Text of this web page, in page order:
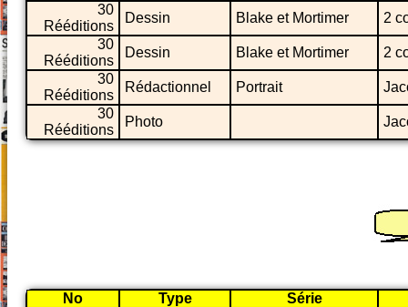
30
Rééditions
Dessin Blake et Mortimer
2
30
Rééditions
Dessin Blake et Mortimer
2
30
Rééditions
Rédactionnel Portrait
30
Rééditions
Photo
No Type
Série